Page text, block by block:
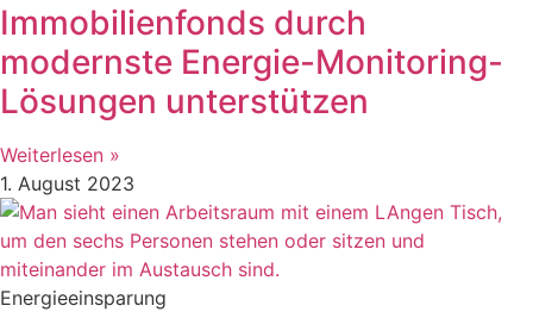
Immobilienfonds durch
modernste Energie-Monitoring-
Lösungen unterstützen
Weiterlesen »
1. August 2023
Energieeinsparung